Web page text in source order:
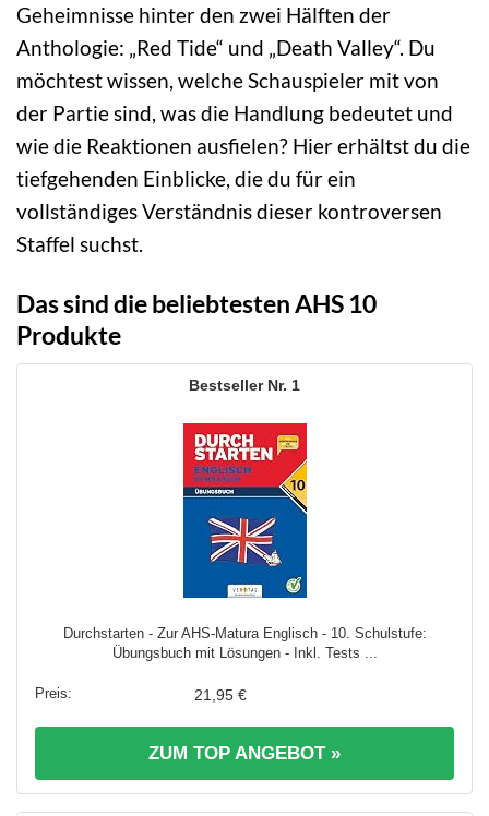
Geheimnisse hinter den zwei Hälften der
Anthologie: „Red Tide“ und „Death Valley“. Du
möchtest wissen, welche Schauspieler mit von
der Partie sind, was die Handlung bedeutet und
wie die Reaktionen ausfielen? Hier erhältst du die
tiefgehenden Einblicke, die du für ein
vollständiges Verständnis dieser kontroversen
Staffel suchst.
Das sind die beliebtesten AHS 10
Produkte
1
Durchstarten - Zur AHS-Matura Englisch - 10. Schulstufe:
Übungsbuch mit Lösungen - Inkl. Tests ...
21,95 €
ZUM TOP ANGEBOT »